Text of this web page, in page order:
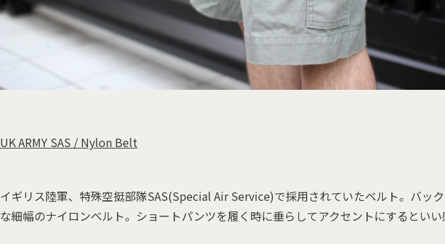
UK ARMY SAS / Nylon Belt
イギリス陸軍、特殊空挺部隊SAS(Special Air Service)で採用されていたベルト。バッ
な細幅のナイロンベルト。ショートパンツを履く時に垂らしてアクセントにするといい